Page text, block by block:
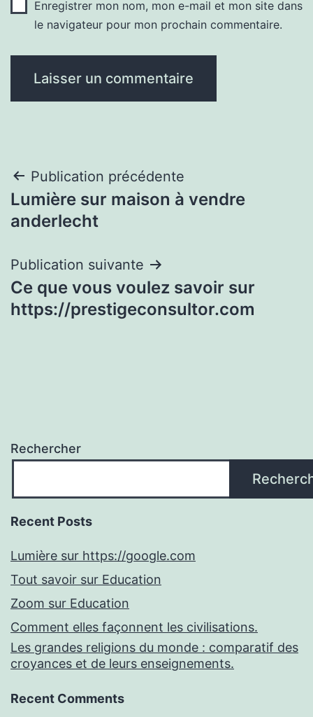
Enregistrer mon nom, mon e-mail et mon site dans
le navigateur pour mon prochain commentaire.
Navigation
de
Publication précédente
Lumière sur maison à vendre
anderlecht
Publication suivante
Ce que vous voulez savoir sur
https://prestigeconsultor.com
Rechercher
Recent Posts
Lumière sur https://google.com
Tout savoir sur Education
Zoom sur Education
Comment elles façonnent les civilisations.
Les grandes religions du monde : comparatif des
croyances et de leurs enseignements.
Recent Comments